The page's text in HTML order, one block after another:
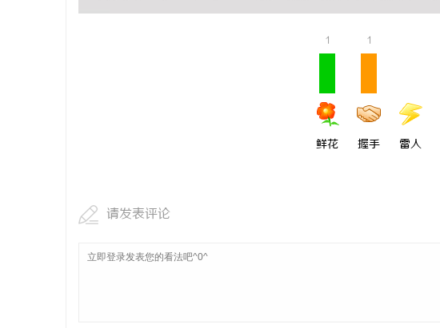
1
鲜花
1
握手 雷人
请发表评论